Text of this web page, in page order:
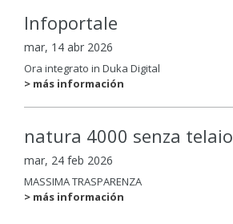
Infoportale
mar, 14 abr 2026
Ora integrato in Duka Digital
> más información
natura 4000 senza telaio
mar, 24 feb 2026
MASSIMA TRASPARENZA
> más información